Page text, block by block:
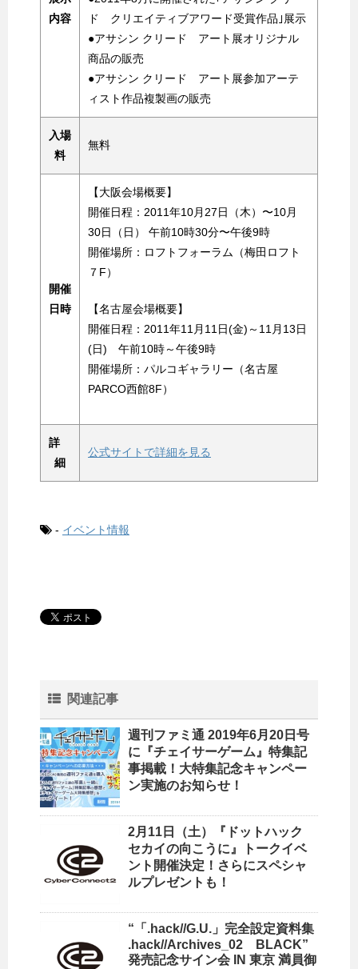
内容
ド クリエイティブアワード受賞作品｣展示
●アサシン クリード アート展オリジナル
商品の販売
●アサシン クリード アート展参加アーテ
ィスト作品複製画の販売
入場
料
無料
開催
日時
【大阪会場概要】
開催日程：2011年10月27日（木）〜10月
30日（日） 午前10時30分〜午後9時
開催場所：ロフトフォーラム（梅田ロフト
７F）
【名古屋会場概要】
開催日程：2011年11月11日(金)～11月13日
(日) 午前10時～午後9時
開催場所：パルコギャラリー（名古屋
PARCO西館8F）
詳
細
公式サイトで詳細を見る
- イベント情報
関連記事
週刊ファミ通 2019年6月20日号
に『チェイサーゲーム』特集記
事掲載！大特集記念キャンペー
ン実施のお知らせ！
2月11日（土）『ドットハック
セカイの向こうに』トークイベ
ント開催決定！さらにスペシャ
ルプレゼントも！
“「.hack//G.U.」完全設定資料集
.hack//Archives_02 BLACK”
発売記念サイン会 IN 東京 満員御